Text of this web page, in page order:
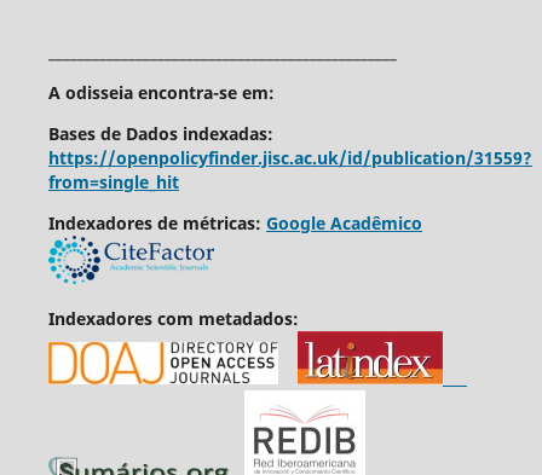
A odisseia encontra-se em:
Bases de Dados indexadas:
https://openpolicyfinder.jisc.ac.uk/id/publication/31559?
from=single_hit
Indexadores de métricas: Google Acadêmico
Indexadores com metadados: